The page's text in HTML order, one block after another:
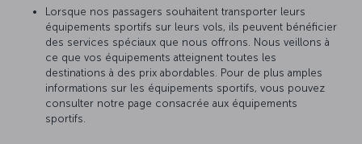
Lorsque nos passagers souhaitent transporter leurs
équipements sportifs sur leurs vols, ils peuvent bénéficier
des services spéciaux que nous offrons. Nous veillons à
ce que vos équipements atteignent toutes les
destinations à des prix abordables. Pour de plus amples
informations sur les équipements sportifs, vous pouvez
consulter notre page consacrée aux équipements
sportifs.